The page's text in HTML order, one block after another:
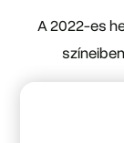
A 2022-es